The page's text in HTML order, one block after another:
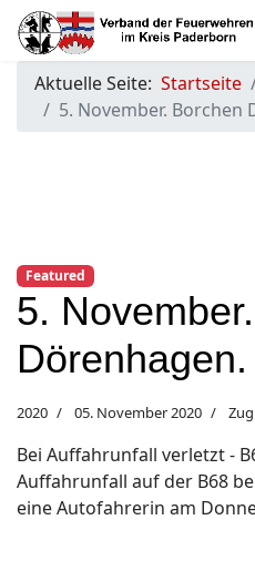
Aktuelle Seite: Startseite
5. November. Borchen
Featured
5.
Dörenhagen.
2020 05. November 2020
Bei Auffahrunfall verletzt -
Auffahrunfall auf der B68
eine Autofahrerin am